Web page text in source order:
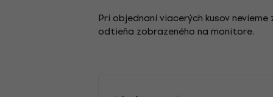
Pri objednaní viacerých kusov
odtieňa zobrazeného na monitore.